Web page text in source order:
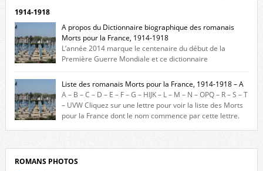
1914-1918
A propos du Dictionnaire biographique des romanais
Morts pour la France, 1914-1918
L’année 2014 marque le centenaire du début de la
Première Guerre Mondiale et ce dictionnaire
biographique veut rendre hommage aux romanais Morts pour la
France durant ce conflit. La base de cette recherche historique est
constituée des noms gravés sur les plaques commémoratives de
l’Hôtel de Ville, du lycée du Dauphiné et du lycée Triboulet, […]
Liste des romanais Morts pour la France, 1914-1918 – A
A – B – C – D – E – F – G – HIJK – L – M – N – OPQ – R – S – T
– UVW Cliquez sur une lettre pour voir la liste des Morts
pour la France dont le nom commence par cette lettre.
ROMANS PHOTOS